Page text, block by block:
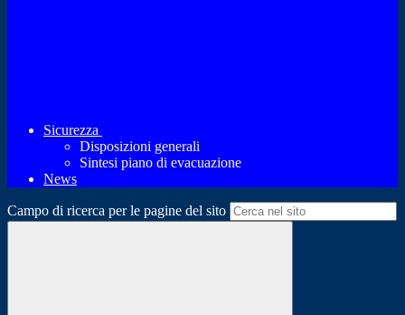
Sicurezza
Disposizioni generali
Sintesi piano di evacuazione
News
Campo di ricerca per le pagine del sito